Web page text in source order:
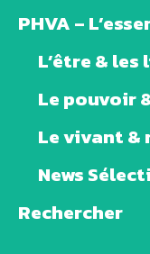
PHVA –
L’être & les
Le pouvoir
Le vivant
News
Rechercher